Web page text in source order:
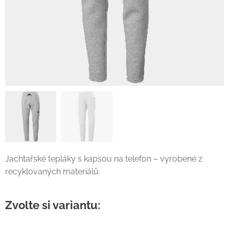
Jachtařské tepláky s kapsou na telefon – vyrobené z
recyklovaných materiálů.
Zvolte si variantu: